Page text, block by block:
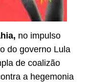
no impulso
do governo Lula
de coalizão
a hegemonia